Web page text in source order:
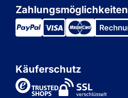
Zahlungsmöglichkeiten
Käuferschutz
TrustedShops